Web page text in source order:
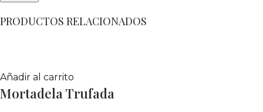
PRODUCTOS RELACIONADOS
Añadir al carrito
Mortadela Trufada